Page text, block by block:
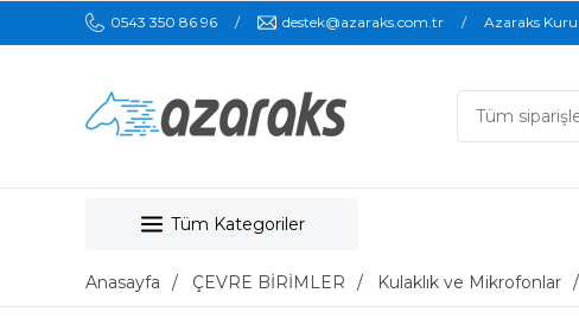
0543 350 86 96 destek@azaraks.com.tr Azaraks
Tüm Kategoriler
Anasayfa ÇEVRE BİRİMLER Kulaklık ve Mikrofonlar